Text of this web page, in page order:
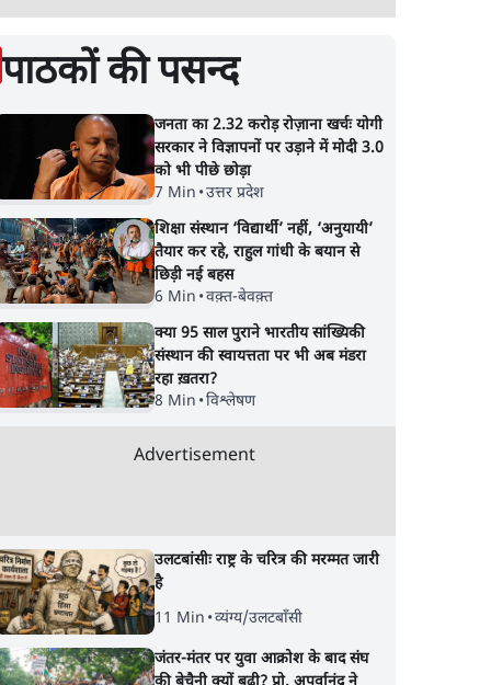
पाठकों की पसन्द
जनता का 2.32 करोड़ रोज़ाना खर्चः योगी
सरकार ने विज्ञापनों पर उड़ाने में मोदी 3.0
को भी पीछे छोड़ा
7 Min •उत्तर प्रदेश
शिक्षा संस्थान ‘विद्यार्थी’ नहीं, ‘अनुयायी’
तैयार कर रहे, राहुल गांधी के बयान से
छिड़ी नई बहस
6 Min •वक़्त-बेवक़्त
क्या 95 साल पुराने भारतीय सांख्यिकी
संस्थान की स्वायत्तता पर भी अब मंडरा
रहा ख़तरा?
8 Min •विश्लेषण
Advertisement
उलटबांसीः राष्ट्र के चरित्र की मरम्मत जारी
है
11 Min •व्यंग्य/उलटबाँसी
जंतर-मंतर पर युवा आक्रोश के बाद संघ